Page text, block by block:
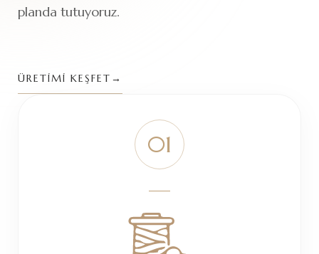
İplik Seçimi